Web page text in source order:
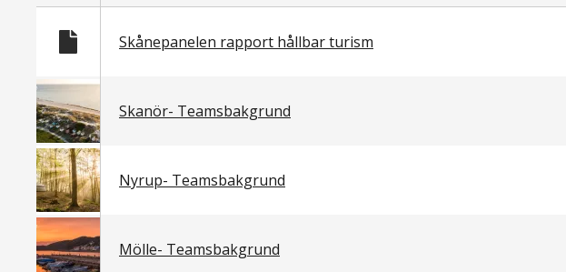
Skånepanelen rapport hållbar turism
Skanör- Teamsbakgrund
Nyrup- Teamsbakgrund
Mölle- Teamsbakgrund